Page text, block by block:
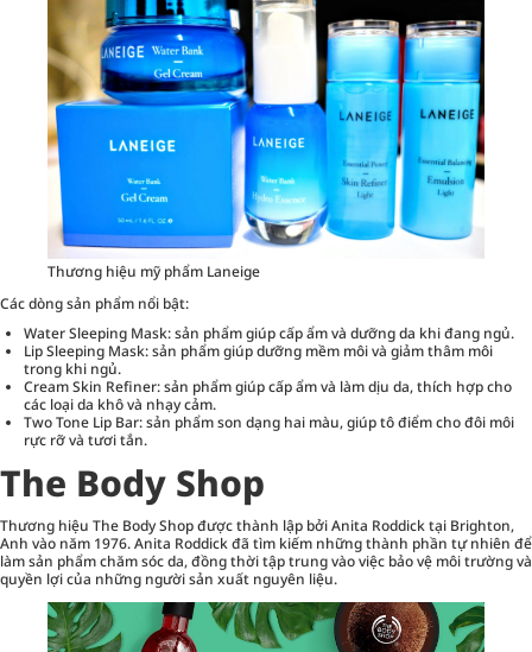
Thương hiệu mỹ phẩm Laneige
Các dòng sản phẩm nổi bật:
Water Sleeping Mask: sản phẩm giúp cấp ẩm và dưỡng da khi đang ngủ.
Lip Sleeping Mask: sản phẩm giúp dưỡng mềm môi và giảm thâm môi
trong khi ngủ.
Cream Skin Refiner: sản phẩm giúp cấp ẩm và làm dịu da, thích hợp cho
các loại da khô và nhạy cảm.
Two Tone Lip Bar: sản phẩm son dạng hai màu, giúp tô điểm cho đôi môi
rực rỡ và tươi tắn.
The Body Shop
Thương hiệu The Body Shop được thành lập bởi Anita Roddick tại Brighton,
Anh vào năm 1976. Anita Roddick đã tìm kiếm những thành phần tự nhiên để
làm sản phẩm chăm sóc da, đồng thời tập trung vào việc bảo vệ môi trường và
quyền lợi của những người sản xuất nguyên liệu.